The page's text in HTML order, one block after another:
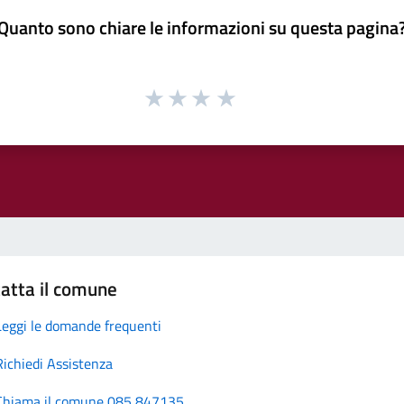
sono chiare le informazioni su questa
il comune
le domande frequenti
Assistenza